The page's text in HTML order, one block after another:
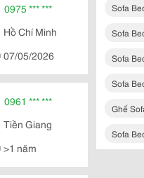
0975 *** ***
Hồ Chí Minh
07/05/2026
0961 *** ***
Tiền Giang
>1 năm
Sofa
Sofa
Sofa
Sofa
Ghế
Sofa